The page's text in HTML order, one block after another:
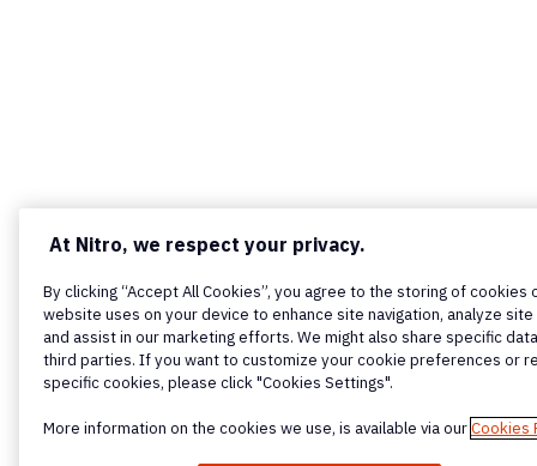
At Nitro, we respect your privacy.
By clicking “Accept All Cookies”, you agree to the storing of cookies
website uses on your device to enhance site navigation, analyze site
and assist in our marketing efforts. We might also share specific
third parties. If you want to customize your cookie preferences or
specific cookies, please click "Cookies Settings".
More information on the cookies we use, is available via ourCookies